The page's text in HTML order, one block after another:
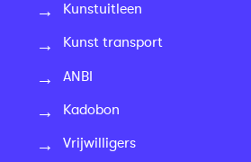
Kunstuitleen
Kunst transport
ANBI
Kadobon
Vrijwilligers